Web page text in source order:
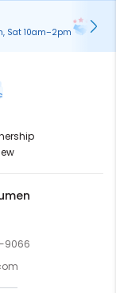
Sat 10am–2pm
9066